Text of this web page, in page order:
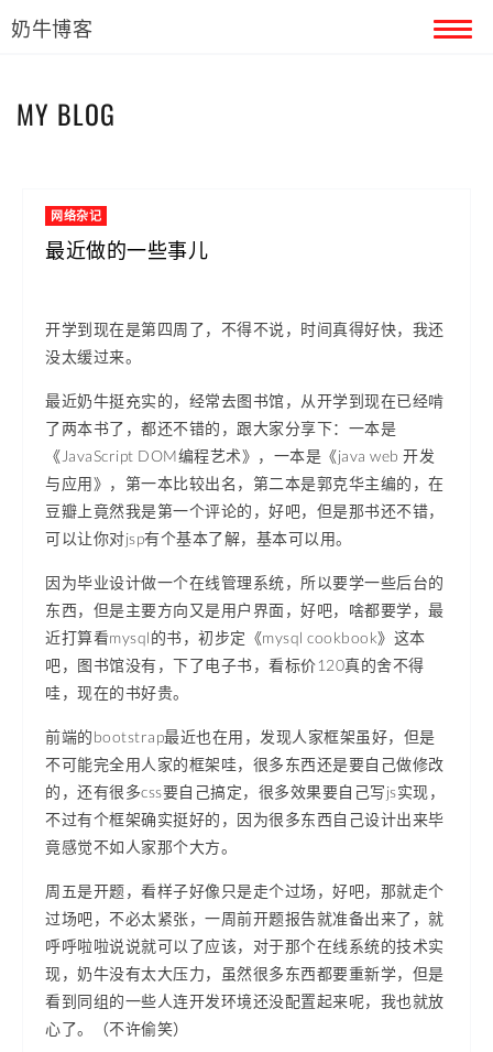
奶牛博客
MY BLOG
网络杂记
最近做的一些事儿
开学到现在是第四周了，不得不说，时间真得好快，我还
没太缓过来。
最近奶牛挺充实的，经常去图书馆，从开学到现在已经啃
了两本书了，都还不错的，跟大家分享下：一本是
《JavaScript DOM编程艺术》，一本是《java web 开发
与应用》，第一本比较出名，第二本是郭克华主编的，在
豆瓣上竟然我是第一个评论的，好吧，但是那书还不错，
可以让你对jsp有个基本了解，基本可以用。
因为毕业设计做一个在线管理系统，所以要学一些后台的
东西，但是主要方向又是用户界面，好吧，啥都要学，最
近打算看mysql的书，初步定《mysql cookbook》这本
吧，图书馆没有，下了电子书，看标价120真的舍不得
哇，现在的书好贵。
前端的bootstrap最近也在用，发现人家框架虽好，但是
不可能完全用人家的框架哇，很多东西还是要自己做修改
的，还有很多css要自己搞定，很多效果要自己写js实现，
不过有个框架确实挺好的，因为很多东西自己设计出来毕
竟感觉不如人家那个大方。
周五是开题，看样子好像只是走个过场，好吧，那就走个
过场吧，不必太紧张，一周前开题报告就准备出来了，就
呼呼啦啦说说就可以了应该，对于那个在线系统的技术实
现，奶牛没有太大压力，虽然很多东西都要重新学，但是
看到同组的一些人连开发环境还没配置起来呢，我也就放
心了。（不许偷笑）